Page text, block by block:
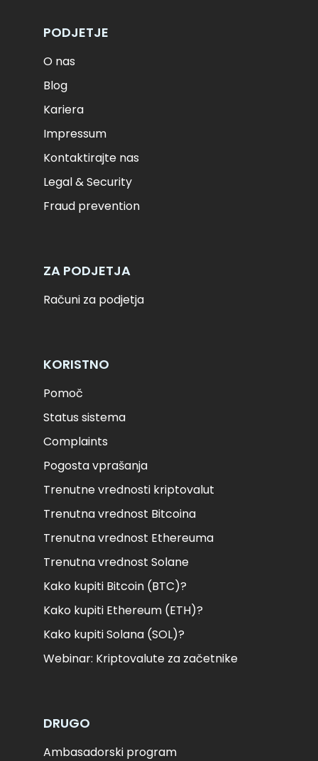
zł PLN
PODJETJE
O nas
Blog
Kariera
Impressum
Kontaktirajte nas
Legal & Security
Fraud prevention
ZA PODJETJA
Računi za podjetja
KORISTNO
Pomoč
Status sistema
Complaints
Pogosta vprašanja
Trenutne vrednosti kriptovalut
Trenutna vrednost Bitcoina
Trenutna vrednost Ethereuma
Trenutna vrednost Solane
Kako kupiti Bitcoin (BTC)?
Kako kupiti Ethereum (ETH)?
Kako kupiti Solana (SOL)?
Webinar: Kriptovalute za začetnike
DRUGO
Ambasadorski program